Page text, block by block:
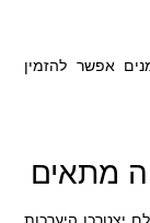
אפשר להזמין
מתאים